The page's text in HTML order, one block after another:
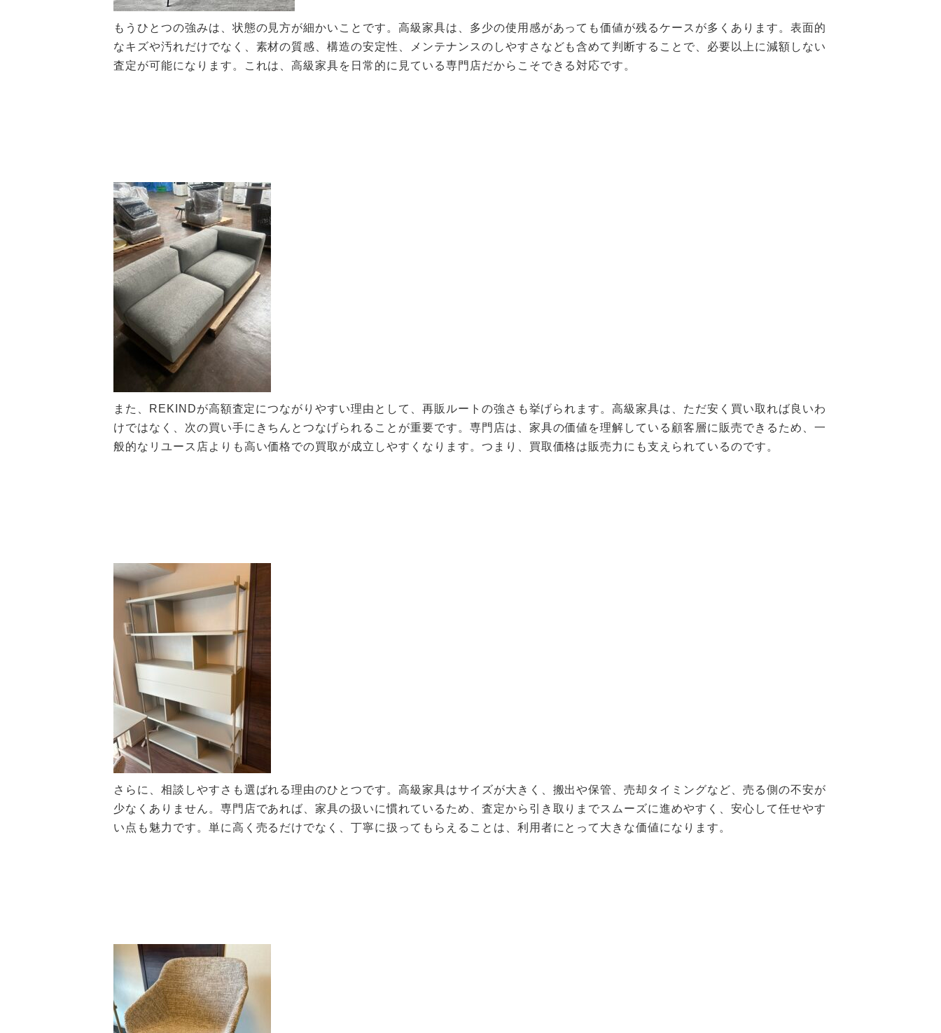
もうひとつの強みは、状態の見方が細かいことです。高級家具は、多少の使用感があっても価値が残るケースが多くあります。表面的
なキズや汚れだけでなく、素材の質感、構造の安定性、メンテナンスのしやすさなども含めて判断することで、必要以上に減額しない
査定が可能になります。これは、高級家具を日常的に見ている専門店だからこそできる対応です。
また、REKINDが高額査定につながりやすい理由として、再販ルートの強さも挙げられます。高級家具は、ただ安く買い取れば良いわ
けではなく、次の買い手にきちんとつなげられることが重要です。専門店は、家具の価値を理解している顧客層に販売できるため、一
般的なリユース店よりも高い価格での買取が成立しやすくなります。つまり、買取価格は販売力にも支えられているのです。
さらに、相談しやすさも選ばれる理由のひとつです。高級家具はサイズが大きく、搬出や保管、売却タイミングなど、売る側の不安が
少なくありません。専門店であれば、家具の扱いに慣れているため、査定から引き取りまでスムーズに進めやすく、安心して任せやす
い点も魅力です。単に高く売るだけでなく、丁寧に扱ってもらえることは、利用者にとって大きな価値になります。